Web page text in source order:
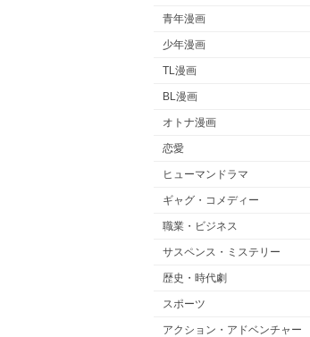
青年漫画
少年漫画
TL漫画
BL漫画
オトナ漫画
恋愛
ヒューマンドラマ
ギャグ・コメディー
職業・ビジネス
サスペンス・ミステリー
歴史・時代劇
スポーツ
アクション・アドベンチャー